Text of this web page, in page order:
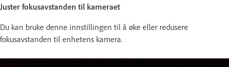
Juster fokusavstanden til kameraet
Du kan bruke denne innstillingen til å øke eller redusere
fokusavstanden til enhetens kamera.